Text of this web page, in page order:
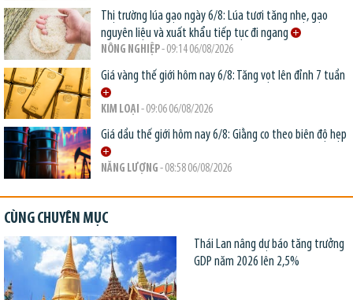
Thị trường lúa gạo ngày 6/8: Lúa tươi tăng nhẹ, gạo
nguyên liệu và xuất khẩu tiếp tục đi ngang
NÔNG NGHIỆP- 09:14 06/08/2026
Giá vàng thế giới hôm nay 6/8: Tăng vọt lên đỉnh 7 tuần
KIM LOẠI - 09:06 06/08/2026
Giá dầu thế giới hôm nay 6/8: Giằng co theo biên độ hẹp
NĂNG LƯỢNG - 08:58 06/08/2026
CÙNG CHUYÊN MỤC
Thái Lan nâng dự báo tăng trưởng
GDP năm 2026 lên 2,5%